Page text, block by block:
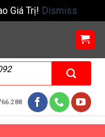
Giá Trị! Dismiss